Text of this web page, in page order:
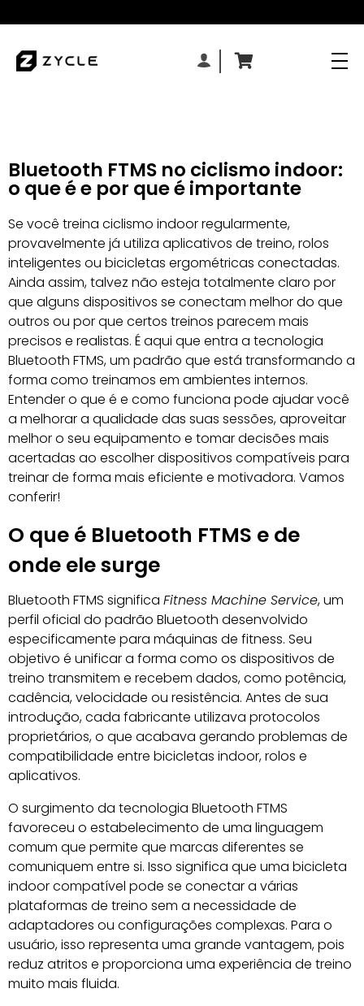
Bluetooth FTMS no ciclismo indoor:
o que é e por que é importante
Se você treina ciclismo indoor regularmente,
provavelmente já utiliza aplicativos de treino, rolos
inteligentes ou bicicletas ergométricas conectadas.
Ainda assim, talvez não esteja totalmente claro por
que alguns dispositivos se conectam melhor do que
outros ou por que certos treinos parecem mais
precisos e realistas. É aqui que entra a tecnologia
Bluetooth FTMS, um padrão que está transformando a
forma como treinamos em ambientes internos.
Entender o que é e como funciona pode ajudar você
a melhorar a qualidade das suas sessões, aproveitar
melhor o seu equipamento e tomar decisões mais
acertadas ao escolher dispositivos compatíveis para
treinar de forma mais eficiente e motivadora. Vamos
conferir!
O que é Bluetooth FTMS e de
onde ele surge
Bluetooth FTMS significa Fitness Machine Service, um
perfil oficial do padrão Bluetooth desenvolvido
especificamente para máquinas de fitness. Seu
objetivo é unificar a forma como os dispositivos de
treino transmitem e recebem dados, como potência,
cadência, velocidade ou resistência. Antes de sua
introdução, cada fabricante utilizava protocolos
proprietários, o que acabava gerando problemas de
compatibilidade entre bicicletas indoor, rolos e
aplicativos.
O surgimento da tecnologia Bluetooth FTMS
favoreceu o estabelecimento de uma linguagem
comum que permite que marcas diferentes se
comuniquem entre si. Isso significa que uma bicicleta
indoor compatível pode se conectar a várias
plataformas de treino sem a necessidade de
adaptadores ou configurações complexas. Para o
usuário, isso representa uma grande vantagem, pois
reduz atritos e proporciona uma experiência de treino
muito mais fluida.